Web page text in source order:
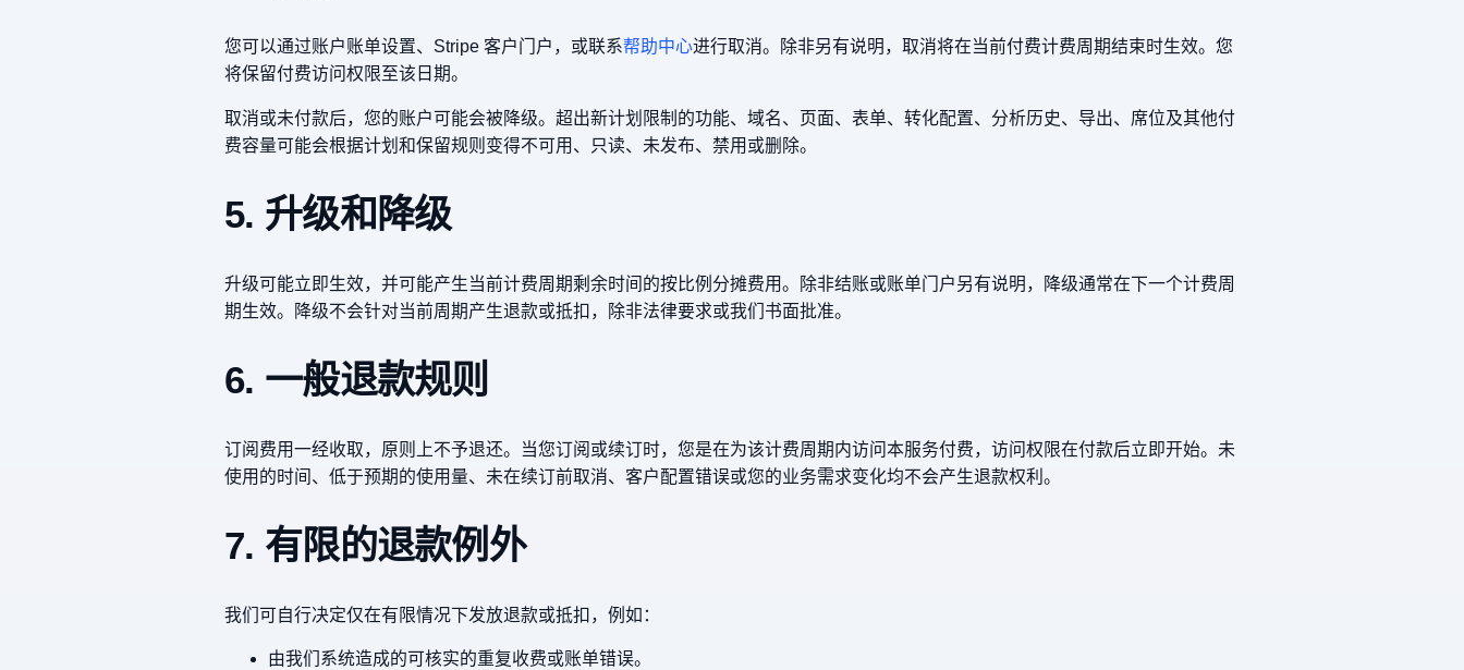
您可以通过账户账单设置、Stripe 客户门户，或联系帮助中心进行取消。除非另有说明，取消将在当前付费计费周期结束时生效。您
将保留付费访问权限至该日期。
取消或未付款后，您的账户可能会被降级。超出新计划限制的功能、域名、页面、表单、转化配置、分析历史、导出、席位及其他付
费容量可能会根据计划和保留规则变得不可用、只读、未发布、禁用或删除。
5. 升级和降级
升级可能立即生效，并可能产生当前计费周期剩余时间的按比例分摊费用。除非结账或账单门户另有说明，降级通常在下一个计费周
期生效。降级不会针对当前周期产生退款或抵扣，除非法律要求或我们书面批准。
6. 一般退款规则
订阅费用一经收取，原则上不予退还。当您订阅或续订时，您是在为该计费周期内访问本服务付费，访问权限在付款后立即开始。未
使用的时间、低于预期的使用量、未在续订前取消、客户配置错误或您的业务需求变化均不会产生退款权利。
7. 有限的退款例外
我们可自行决定仅在有限情况下发放退款或抵扣，例如：
由我们系统造成的可核实的重复收费或账单错误。